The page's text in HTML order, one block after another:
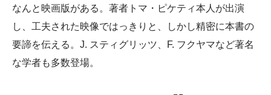
なんと映画版がある。著者トマ・ピケティ本人が出演
し、工夫された映像ではっきりと、しかし精密に本書の
要諦を伝える。J. スティグリッツ、F. フクヤマなど著名
な学者も多数登場。